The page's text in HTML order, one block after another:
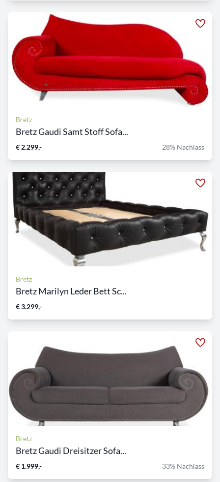
Bretz
Bretz Gaudi Samt Stoff Sofa...
€ 2.299,- 28% Nachlass
Bretz
Bretz Marilyn Leder Bett Sc...
€ 3.299,-
Bretz
Bretz Gaudi Dreisitzer Sofa...
€ 1.999,- 33% Nachlass